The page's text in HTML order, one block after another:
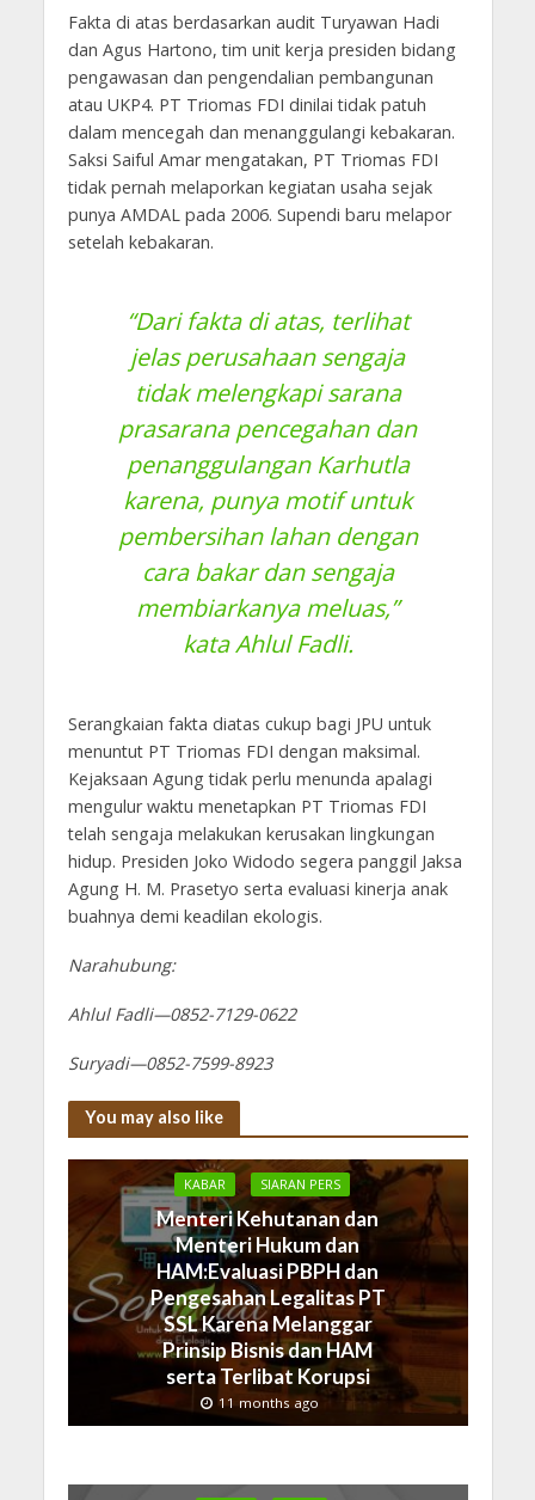
Fakta di atas berdasarkan audit Turyawan Hadi
dan Agus Hartono, tim unit kerja presiden bidang
pengawasan dan pengendalian pembangunan
atau UKP4. PT Triomas FDI dinilai tidak patuh
dalam mencegah dan menanggulangi kebakaran.
Saksi Saiful Amar mengatakan, PT Triomas FDI
tidak pernah melaporkan kegiatan usaha sejak
punya AMDAL pada 2006. Supendi baru melapor
setelah kebakaran.
“Dari fakta di atas, terlihat
jelas perusahaan sengaja
tidak melengkapi sarana
prasarana pencegahan dan
penanggulangan Karhutla
karena, punya motif untuk
pembersihan lahan dengan
cara bakar dan sengaja
membiarkanya meluas,”
kata Ahlul Fadli.
Serangkaian fakta diatas cukup bagi JPU untuk
menuntut PT Triomas FDI dengan maksimal.
Kejaksaan Agung tidak perlu menunda apalagi
mengulur waktu menetapkan PT Triomas FDI
telah sengaja melakukan kerusakan lingkungan
hidup. Presiden Joko Widodo segera panggil Jaksa
Agung H. M. Prasetyo serta evaluasi kinerja anak
buahnya demi keadilan ekologis.
Narahubung:
Ahlul Fadli—0852-7129-0622
Suryadi—0852-7599-8923
You may also like
KABAR SIARAN PERS
Menteri Kehutanan dan
Menteri Hukum dan
HAM:Evaluasi PBPH dan
Pengesahan Legalitas PT
SSL Karena Melanggar
Prinsip Bisnis dan HAM
serta Terlibat Korupsi
11 months ago